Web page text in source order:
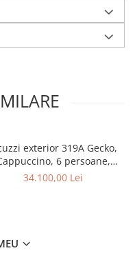
exterior 319A Gecko,
6 persoane,
acril antibacterian
34.100,00 Lei